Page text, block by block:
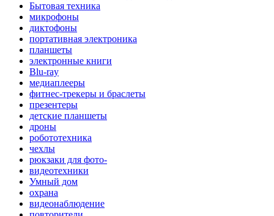
Бытовая техника
микрофоны
диктофоны
портативная электроника
планшеты
электронные книги
Blu-ray
медиаплееры
фитнес-трекеры и браслеты
презентеры
детские планшеты
дроны
робототехника
чехлы
рюкзаки для фото-
видеотехники
Умный дом
охрана
видеонаблюдение